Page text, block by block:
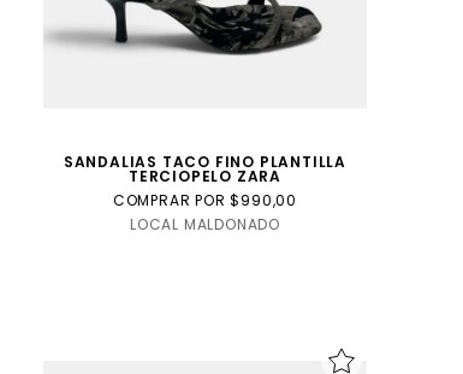
SANDALIAS TACO FINO PLANTILLA
TERCIOPELO ZARA
COMPRAR POR $990,00
LOCAL MALDONADO